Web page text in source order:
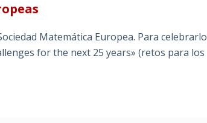
Matemática Europea. Para celebrarlo
for the next 25 years» (retos para los